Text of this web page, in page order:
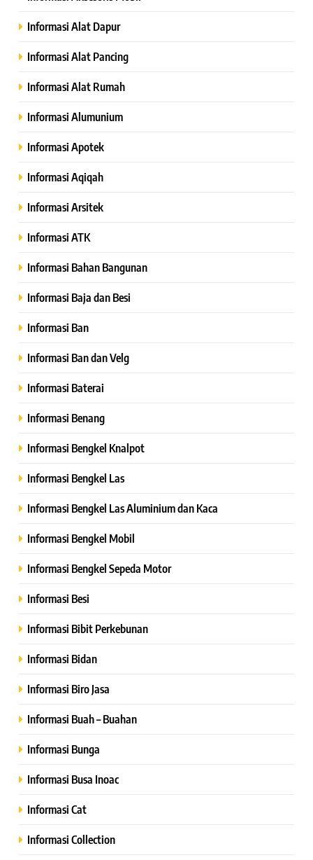
Informasi Alat Dapur
Informasi Alat Pancing
Informasi Alat Rumah
Informasi Alumunium
Informasi Apotek
Informasi Aqiqah
Informasi Arsitek
Informasi ATK
Informasi Bahan Bangunan
Informasi Baja dan Besi
Informasi Ban
Informasi Ban dan Velg
Informasi Baterai
Informasi Benang
Informasi Bengkel Knalpot
Informasi Bengkel Las
Informasi Bengkel Las Aluminium dan Kaca
Informasi Bengkel Mobil
Informasi Bengkel Sepeda Motor
Informasi Besi
Informasi Bibit Perkebunan
Informasi Bidan
Informasi Biro Jasa
Informasi Buah – Buahan
Informasi Bunga
Informasi Busa Inoac
Informasi Cat
Informasi Collection